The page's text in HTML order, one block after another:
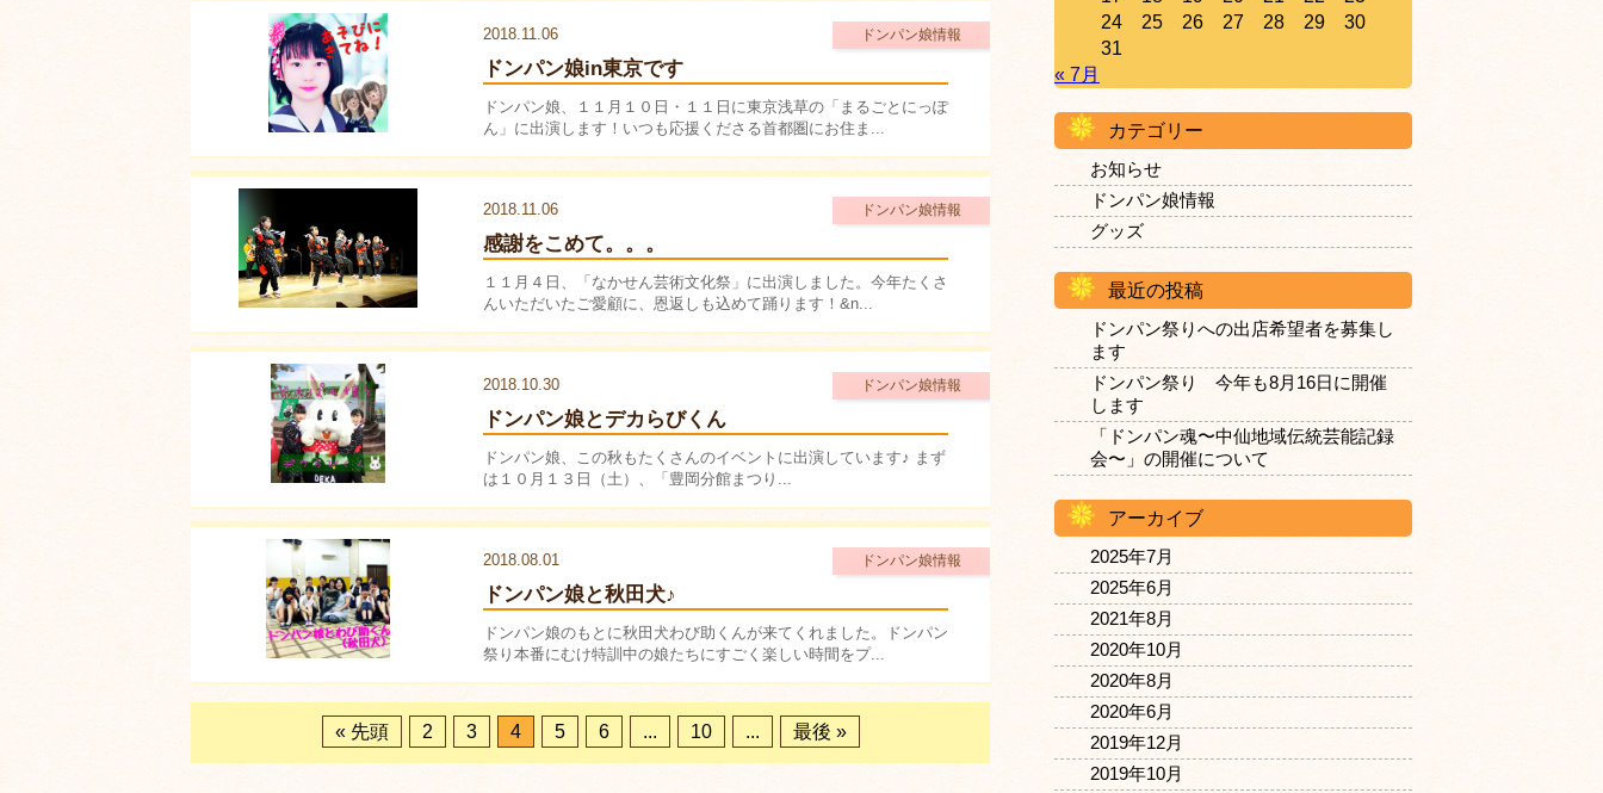
2018.11.06 ドンパン娘情報
ドンパン娘in東京です
ドンパン娘、１１月１０日・１１日に東京浅草の「まるごとにっぽ
ん」に出演します！いつも応援くださる首都圏にお住ま...
2018.11.06 ドンパン娘情報
感謝をこめて。。。
１１月４日、「なかせん芸術文化祭」に出演しました。今年たくさ
んいただいたご愛顧に、恩返しも込めて踊ります！&n...
2018.10.30 ドンパン娘情報
ドンパン娘とデカらびくん
ドンパン娘、この秋もたくさんのイベントに出演しています♪ まず
は１０月１３日（土）、「豊岡分館まつり...
2018.08.01 ドンパン娘情報
ドンパン娘と秋田犬♪
ドンパン娘のもとに秋田犬わび助くんが来てくれました。ドンパン
祭り本番にむけ特訓中の娘たちにすごく楽しい時間をプ...
« 先頭 2 3 4 5 6 ... 10 ... 最後 »
24
25 26 27 28 29
30
31
« 7月
カテゴリー
お知らせ
ドンパン娘情報
グッズ
最近の投稿
ドンパン祭りへの出店希望者を募集し
ます
ドンパン祭り 今年も8月16日に開催
します
「ドンパン魂〜中仙地域伝統芸能記録
会〜」の開催について
アーカイブ
2025年7月
2025年6月
2021年8月
2020年10月
2020年8月
2020年6月
2019年12月
2019年10月